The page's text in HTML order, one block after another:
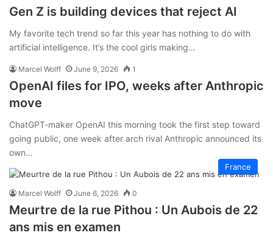
Gen Z is building devices that reject AI
My favorite tech trend so far this year has nothing to do with
artificial intelligence. It’s the cool girls making…
Marcel Wolff June 9, 2026 1
OpenAI files for IPO, weeks after Anthropic
move
ChatGPT-maker OpenAI this morning took the first step toward
going public, one week after arch rival Anthropic announced its
own…
France
Marcel Wolff June 6, 2026 0
Meurtre de la rue Pithou : Un Aubois de 22
ans mis en examen